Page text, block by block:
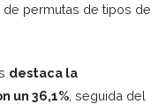
permutas de tipos de
destaca la
un 36,1% , seguida del